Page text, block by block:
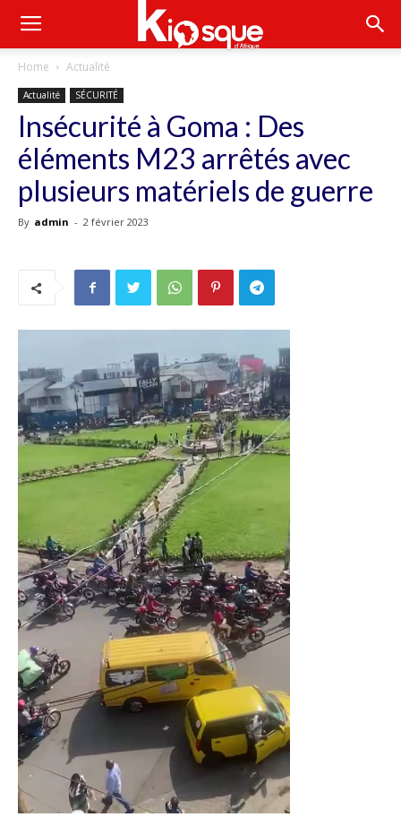
Home Actualité
Actualité SÉCURITÉ
Insécurité à Goma : Des
éléments M23 arrêtés avec
plusieurs matériels de guerre
By admin - 2 février 2023